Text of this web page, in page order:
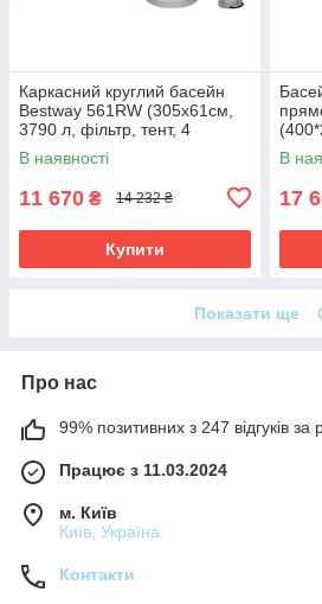
Каркасний круглий басейн
Bestway 561RW (305х61см,
3790 л, фільтр, тент, 4
підсклянники) Сірий
В наявності
11 670 ₴ 14 232 ₴
Купити
В
17
Показати ще
Про нас
99% позитивних з 247 відгуків за
Працює з 11.03.2024
м. Київ
Київ, Україна
Контакти